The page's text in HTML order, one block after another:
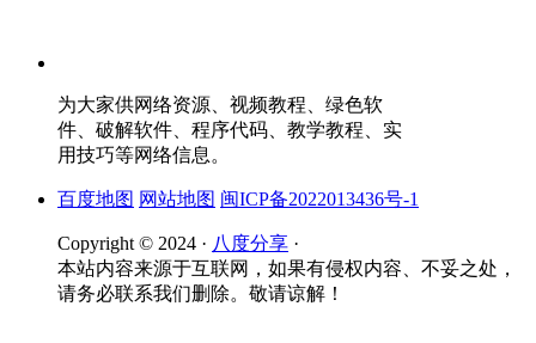
为大家供网络资源、视频教程、绿色软
件、破解软件、程序代码、教学教程、实
用技巧等网络信息。
百度地图 网站地图 闽ICP备2022013436号-1
Copyright © 2024 · 八度分享 ·
本站内容来源于互联网，如果有侵权内容、不妥之处，
请务必联系我们删除。敬请谅解！